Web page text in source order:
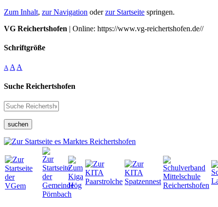
Zum Inhalt, zur Navigation oderzur Startseite springen.
VG Reichertshofen | Online: https://www.vg-reichertshofen.de//
Schriftgröße
A A A
Suche Reichertshofen
suchen